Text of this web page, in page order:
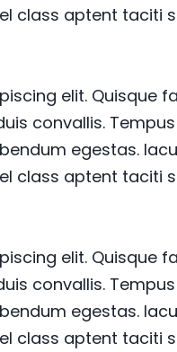
class aptent taciti
elit. Quisque
convallis.
egestas.
class aptent taciti
elit. Quisque
convallis.
egestas.
class aptent taciti